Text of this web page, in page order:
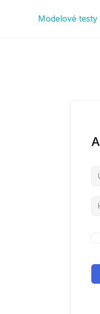
Modelové testy